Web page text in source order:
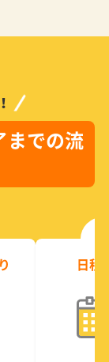
までの流
日程